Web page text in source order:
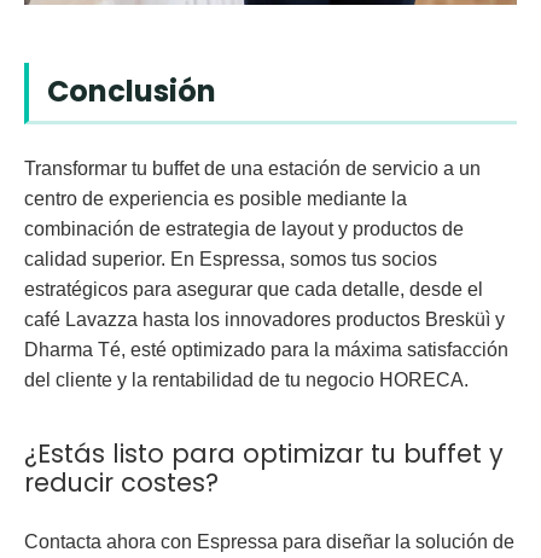
Conclusión
Transformar tu buffet de una estación de servicio a un
centro de experiencia es posible mediante la
combinación de estrategia de layout y productos de
calidad superior. En Espressa, somos tus socios
estratégicos para asegurar que cada detalle, desde el
café Lavazza hasta los innovadores productos Bresküì y
Dharma Té, esté optimizado para la máxima satisfacción
del cliente y la rentabilidad de tu negocio HORECA.
¿Estás listo para optimizar tu buffet y
reducir costes?
Contacta ahora con Espressa para diseñar la solución de